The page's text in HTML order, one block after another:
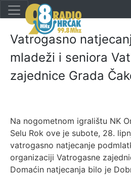
Vatrogasno
mladeži i seniora
zajednice Grada
Na nogometnom igralištu NK
Selu Rok ove je subote, 28.
vatrogasno natjecanje
organizaciji Vatrogasne
Domaćin natjecanja bilo je